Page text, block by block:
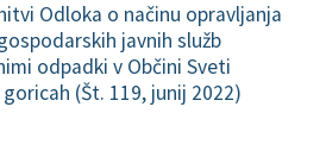
Odloka o načinu opravljanja
javnih služb
odpadki v Občini Sveti
(Št. 119, junij 2022)